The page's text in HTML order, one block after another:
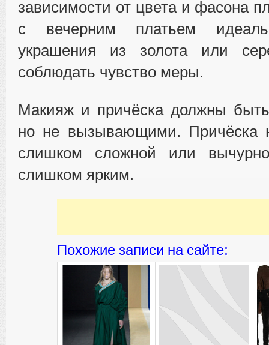
зависимости от цвета и фасона
с вечерним платьем
украшения из золота или
соблюдать чувство меры.
Макияж и причёска должны
но не вызывающими. Причёска
слишком сложной или
слишком ярким.
Похожие записи на сайте: